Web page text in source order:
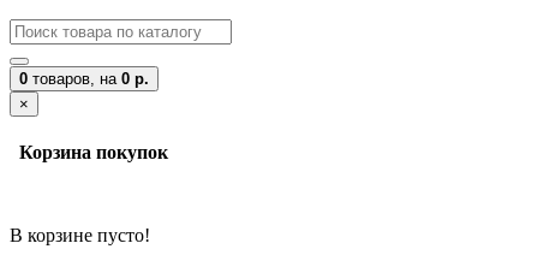
0 товаров, на 0 р.
×
Корзина покупок
В корзине пусто!